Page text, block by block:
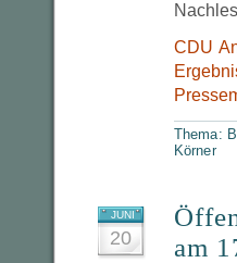
CDU
Thema:
Körner
JUNI
20
am